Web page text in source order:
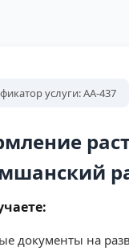
услуги: АА-437
документы на